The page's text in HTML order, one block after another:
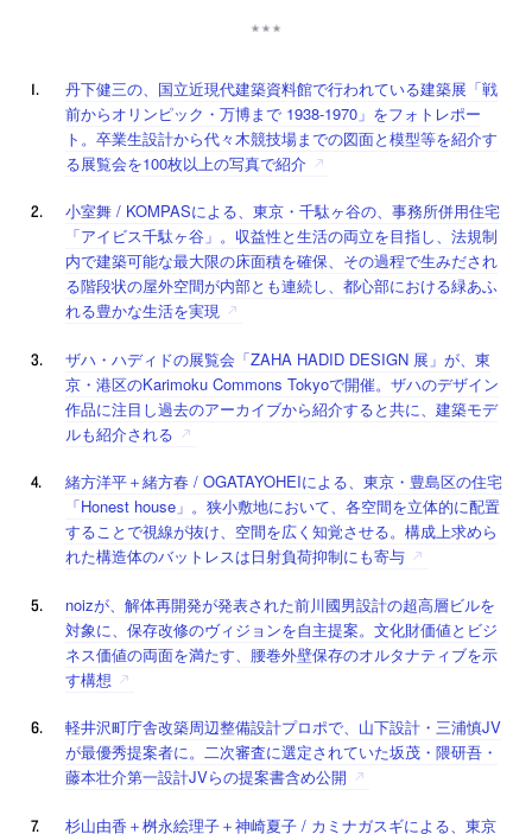
丹下健三の、国立近現代建築資料館で行われている建築展「戦
前からオリンピック・万博まで 1938-1970」をフォトレポー
ト。卒業生設計から代々木競技場までの図面と模型等を紹介す
る展覧会を100枚以上の写真で紹介
小室舞​​​​​​​ / KOMPASによる、東京・千駄ヶ谷の、事務所併用住宅
「アイビス千駄ヶ谷」。収益性と生活の両立を目指し、法規制
内で建築可能な最大限の床面積を確保、その過程で生みだされ
る階段状の屋外空間が内部とも連続し、都心部における緑あふ
れる豊かな生活を実現
ザハ・ハディドの展覧会「ZAHA HADID DESIGN 展」が、東
京・港区のKarimoku Commons Tokyoで開催。ザハのデザイン
作品に注目し過去のアーカイブから紹介すると共に、建築モデ
ルも紹介される
緒方洋平＋緒方春 / OGATAYOHEIによる、東京・豊島区の住宅
「Honest house」。狭小敷地において、各空間を立体的に配置
することで視線が抜け、空間を広く知覚させる。構成上求めら
れた構造体のバットレスは日射負荷抑制にも寄与
noizが、解体再開発が発表された前川國男設計の超高層ビルを
対象に、保存改修のヴィジョンを自主提案。文化財価値とビジ
ネス価値の両面を満たす、腰巻外壁保存のオルタナティブを示
す構想
軽井沢町庁舎改築周辺整備設計プロポで、山下設計・三浦慎JV
が最優秀提案者に。二次審査に選定されていた坂茂・隈研吾・
藤本壮介第一設計JVらの提案書含め公開
杉山由香＋桝永絵理子＋神崎夏子 / カミナガスギによる、東京